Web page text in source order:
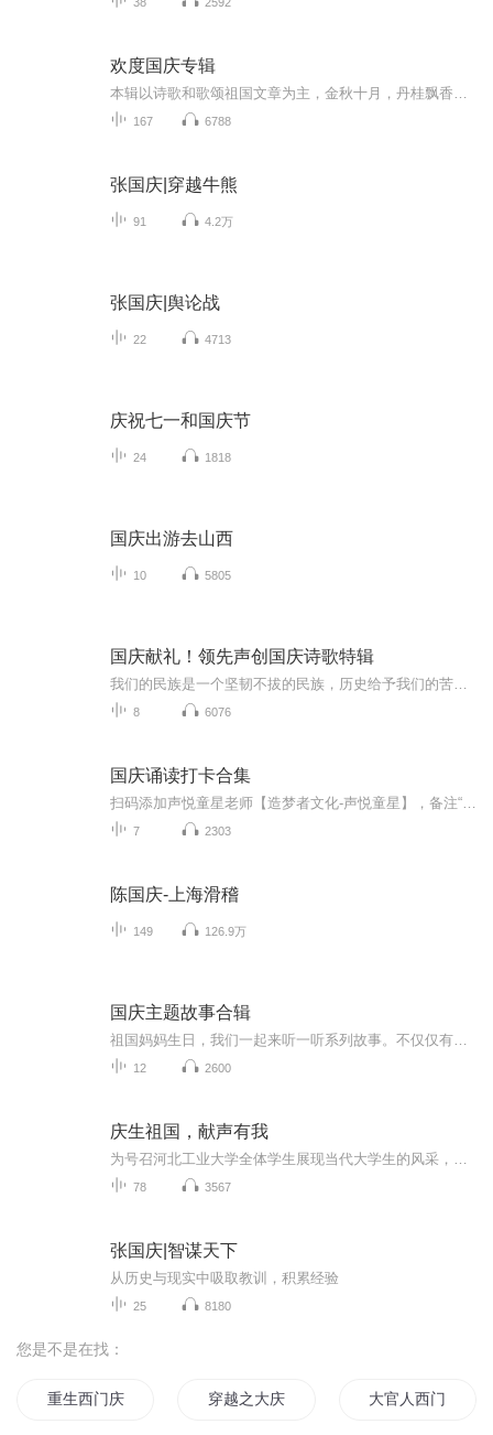
欢度国庆专辑
167 6788
张国庆|穿越牛熊
91 4.2万
张国庆|舆论战
22 4713
庆祝七一和国庆节
24 1818
国庆出游去山西
10 5805
国庆献礼！领先声创国庆诗歌特辑
8 6076
国庆诵读打卡合集
7 2303
陈国庆-上海滑稽
149 126.9万
国庆主题故事合辑
12 2600
庆生祖国，献声有我
78 3567
张国庆|智谋天下
从历史与现实中吸取教训，积累经验
25 8180
您是不是在找：
重生西门庆 穿越之大庆帝国 大官人西门庆